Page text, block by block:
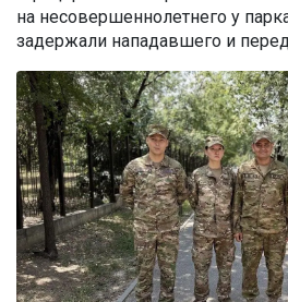
на несовершеннолетнего у
задержали нападавшего и